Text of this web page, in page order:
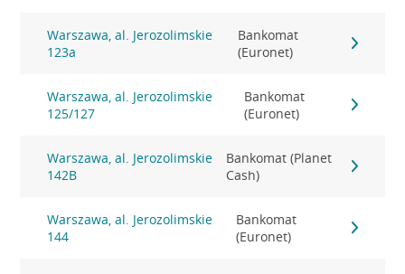
Warszawa, al. Jerozolimskie
123a
Bankomat
(Euronet)
Warszawa, al. Jerozolimskie
125/127
Bankomat
(Euronet)
Warszawa, al. Jerozolimskie
142B
Bankomat (Planet
Cash)
Warszawa, al. Jerozolimskie
144
Bankomat
(Euronet)